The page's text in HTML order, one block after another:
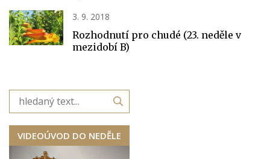
3. 9. 2018
Rozhodnutí pro chudé (23. neděle v
mezidobí B)
VIDEOÚVOD DO NEDĚLE